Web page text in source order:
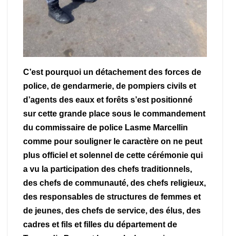
C’est pourquoi un détachement des forces de
police, de gendarmerie, de pompiers civils et
d’agents des eaux et forêts s’est positionné
sur cette grande place sous le commandement
du commissaire de police Lasme Marcellin
comme pour souligner le caractère on ne peut
plus officiel et solennel de cette cérémonie qui
a vu la participation des chefs traditionnels,
des chefs de communauté, des chefs religieux,
des responsables de structures de femmes et
de jeunes, des chefs de service, des élus, des
cadres et fils et filles du département de